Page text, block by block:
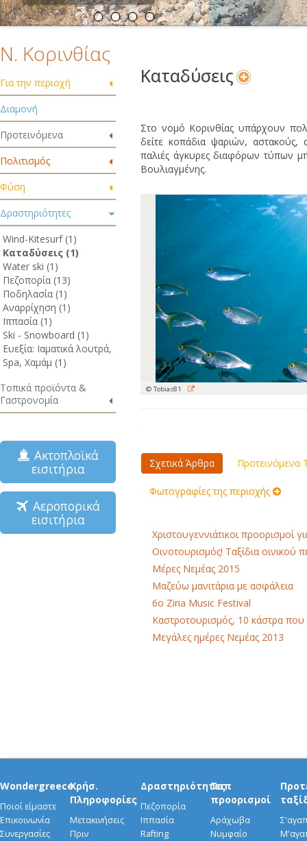
Ν. Κορινθίας
Για την περιοχή
Διαμονή
Προτεινόμενα
Πολιτισμός
Φύση
Δραστηριότητες
Wind-Kitesurf (1)
Καταδύσεις (1)
Water ski (1)
Πεζοπορία (13)
Ποδηλασία (1)
Αναρρίχηση (1)
Ιππασία (1)
Ski - Snowboard (1)
Ευεξία: Ιαματικά λουτρά,
Spa, Χαμάμ (1)
Τοπικά προϊόντα &
Γαστρονομία
Ακτοπλοϊκά
εισιτήρια
Αεροπορικά
εισιτήρια
Καταδύσεις
Στο νομό Κορινθίας υπάρχουν
δείτε κοπάδια ψαριών, αστακούς,
παλιές άγκυρες διαφόρων τύπων
Βουλιαγμένης.
© Tobias81
Σχετικά Άρθρα Προτεινόμενα
Φωτογραφίες της περιοχής
Χριστουγεννιάτικοι προορισμοί
Οινοτουρισμός! Ταξίδια οινικού
Μέρες Νεμέας 2015
Μαζεύω μανιτάρια με ασφάλεια
6o Ziria Music Festival
Καστροτουρισμός, 10 κάστρα
Μεγάλες ημέρες Νεμέας 2013
Wondergreece
Ποιοί είμαστε
Επικοινωνία
Συνεργασίες
Χρήσ.
Πληροφορίες
Μετακινήσεις
Πριν
Δραστηριότητες
Πεζοπορία
Ιππασία
Rafting
Τοπ
προορισμοί
Αράχωβα
Νυμφαίο